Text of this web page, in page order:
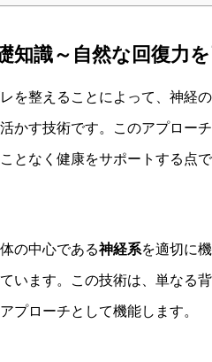
識～自然な回復力
を整えることによって、神経
かす技術です。このアプロー
となく健康をサポートする点
の中心である神経系を適切に
います。この技術は、単なる
プローチとして機能します。